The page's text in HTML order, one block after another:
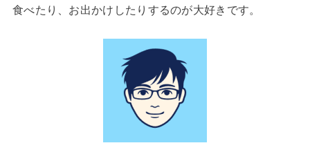
食べたり、お出かけしたりするのが大好きです。